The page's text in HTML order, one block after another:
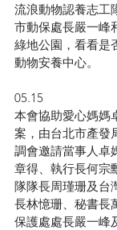
流浪動物認養志工
市動保處長嚴一峰
綠地公園，看看是
動物安養中心。
05.15
本會協助愛心媽媽
案，由台北市產發
調會邀請當事人卓
章得、執行長何宗
隊隊長周瑾珊及台
長林憶珊、秘書長
保護處處長嚴一峰